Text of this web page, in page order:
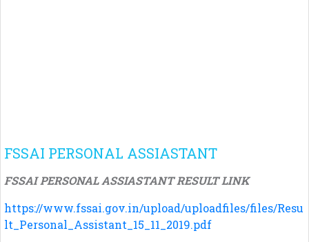
FSSAI PERSONAL ASSIASTANT
FSSAI PERSONAL ASSIASTANT RESULT LINK
https://www.fssai.gov.in/upload/uploadfiles/files/Resu
lt_Personal_Assistant_15_11_2019.pdf